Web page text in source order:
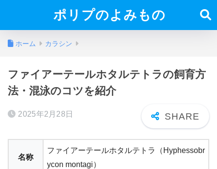
ポリプのよみもの
ホーム カラシン
ファイアーテールホタルテトラの飼育方
法・混泳のコツを紹介
2025年2月28日
名称
ファイアーテールホタルテトラ（Hyphessobr
ycon montagi）